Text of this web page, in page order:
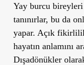
Yay burcu
tanınırlar, bu da
yapar. Açık
hayatın anlamını
Dışadönükler